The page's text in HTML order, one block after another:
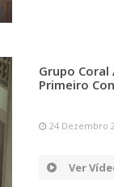
Grupo Coral
Primeiro
24 Dezembro
Ver